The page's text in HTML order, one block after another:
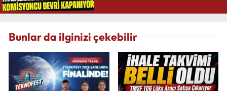
Bunlar da ilginizi çekebilir